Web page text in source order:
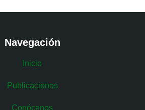
Navegación
Inicio
Publicaciones
Conócenos